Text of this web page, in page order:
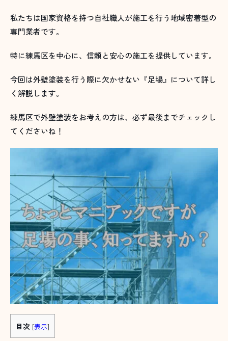
私たちは国家資格を持つ自社職人が施工を行う地域密着型の
専門業者です。
特に練馬区を中心に、信頼と安心の施工を提供しています。
今回は外壁塗装を行う際に欠かせない『足場』について詳し
く解説します。
練馬区で外壁塗装をお考えの方は、必ず最後までチェックし
てくださいね！
目次 [表示]